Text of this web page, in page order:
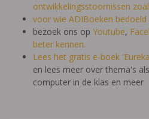
ontwikkelingsstoornissen
voor wie ADIBoeken bedoeld
bezoek ons op Youtube,
beter kennen.
Lees het gratis e-boek
en lees meer over thema's
computer in de klas en meer